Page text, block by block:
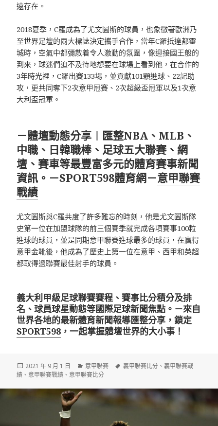
遠存在。
2018夏季，C羅成為了尤文圖斯的球員，也象徵著歐洲乃
至世界足壇的兩大標誌決定攜手合作，當年C羅抵達都靈
城時，空氣中都彌散着令人激動的氛圍，像迎接國王般的
到來，球迷們迫不及待地想要在球場上看到他，在合作的
3年時光裡，C羅出賽133場，並貢獻101顆進球、22記助
攻，更共同奪下2次意甲冠賽、2次超級盃冠軍以及1次意
大利盃冠軍。
－體壇動態分享︱匯整NBA、MLB、
中職、日韓職棒、足球五大聯賽、網
壇、賽車等最豐富多元的體育賽事新聞
資訊。－SPORT598體育網－意甲聯賽
戰績
尤文圖斯與C羅共度了許多難忘的時刻，他是尤文圖斯隊
史第一位在加盟球隊的前三個賽季就完成各項賽事100粒
進球的球員，並是同期意甲聯賽進球最多的球員，在贏得
意甲金靴後，他成為了歷史上第一位在意甲、西甲和英超
都取得過聯賽最佳射手的球員。
義大利甲級足球聯賽賽程、賽事比分積分及排
名、球員球星動態等國際足球新聞焦點。－來自
世界各地的最新體育新聞報導匯整分享，鎖定
SPORT598 ，一起掌握體壇世界的大小事！
發
佈
期:
2021 年 9 月 1 日
分
類
意甲聯賽
標
義甲聯賽比分 、義甲聯賽戰
績 、 意甲聯賽戰績 、 意甲聯賽比分